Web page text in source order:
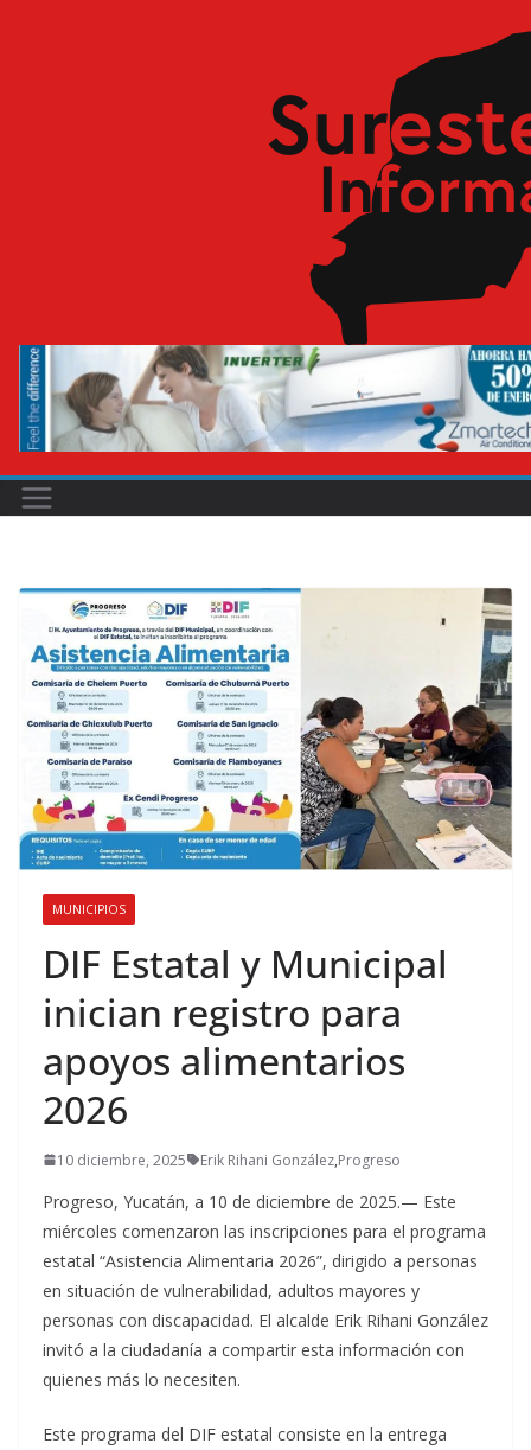
MUNICIPIOS
DIF Estatal y Municipal
inician registro para
apoyos alimentarios
2026
10 diciembre, 2025 Erik Rihani González,Progreso
Progreso, Yucatán, a 10 de diciembre de 2025.— Este
miércoles comenzaron las inscripciones para el programa
estatal “Asistencia Alimentaria 2026”, dirigido a personas
en situación de vulnerabilidad, adultos mayores y
personas con discapacidad. El alcalde Erik Rihani González
invitó a la ciudadanía a compartir esta información con
quienes más lo necesiten.
Este programa del DIF estatal consiste en la entrega